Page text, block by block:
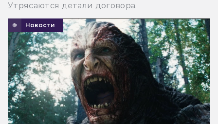
Утрясаются детали договора.
Новости